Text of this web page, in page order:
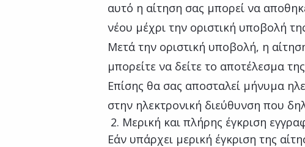
αυτό η αίτηση σας μπορεί να
νέου μέχρι την οριστική υποβολή
Μετά την οριστική υποβολή, η
μπορείτε να δείτε το αποτέλεσμα
Επίσης θα σας αποσταλεί μήνυμα
στην ηλεκτρονική διεύθυνση που
Μερική και πλήρης έγκριση
Εάν υπάρχει μερική έγκριση της